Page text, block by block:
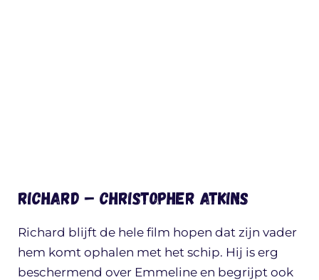
Richard – Christopher Atkins
Richard blijft de hele film hopen dat zijn vader
hem komt ophalen met het schip. Hij is erg
beschermend over Emmeline en begrijpt ook